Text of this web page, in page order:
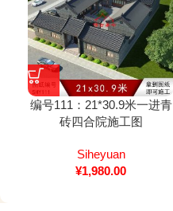
编号111：21*30.9米一进青
砖四合院施工图
Siheyuan
¥1,980.00